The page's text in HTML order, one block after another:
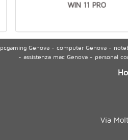
WIN 11 PRO
pcgaming Genova - computer Genova -
- assistenza mac Genova - personal
Via